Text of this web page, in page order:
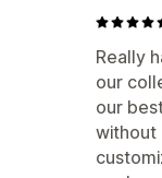
Really
our
our
without